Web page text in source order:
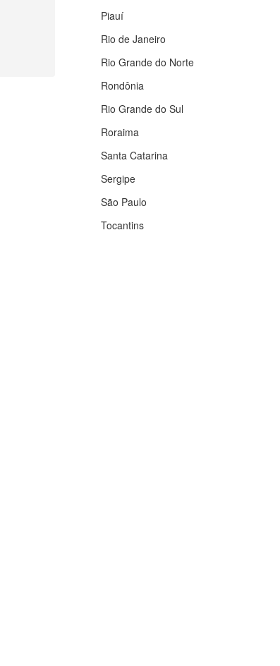
Piauí
Rio de Janeiro
Rio Grande do Norte
Rondônia
Rio Grande do Sul
Roraima
Santa Catarina
Sergipe
São Paulo
Tocantins